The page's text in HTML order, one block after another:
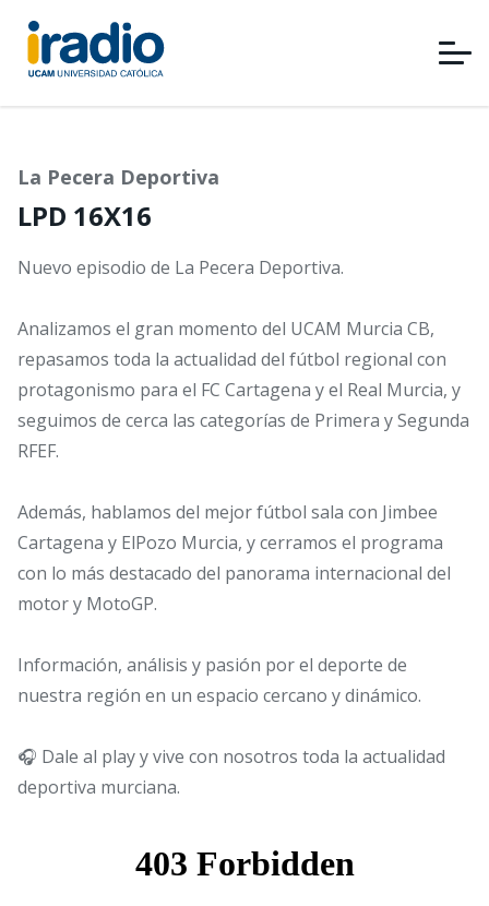
Pasar
contenido
principal
La Pecera Deportiva
LPD 16X16
Nuevo episodio de La Pecera Deportiva.
Analizamos el gran momento del UCAM Murcia CB,
repasamos toda la actualidad del fútbol regional con
protagonismo para el FC Cartagena y el Real Murcia, y
seguimos de cerca las categorías de Primera y Segunda
RFEF.
Además, hablamos del mejor fútbol sala con Jimbee
Cartagena y ElPozo Murcia, y cerramos el programa
con lo más destacado del panorama internacional del
motor y MotoGP.
Información, análisis y pasión por el deporte de
nuestra región en un espacio cercano y dinámico.
🎧 Dale al play y vive con nosotros toda la actualidad
deportiva murciana.